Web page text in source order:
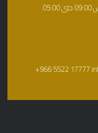
09:00حتى05:00
+966 5522 17777